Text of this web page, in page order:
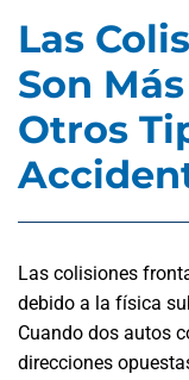
Las
Son
Otros
Las colisiones
debido a la física
Cuando dos autos
direcciones